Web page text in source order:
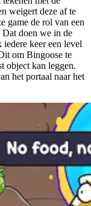
weigert deze af te
game de rol van een
Dat doen we in de
keer een level
om Bingoose te
object kan leggen.
het portaal naar het